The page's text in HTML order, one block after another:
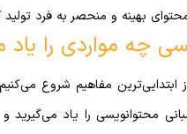
بهینه و منحصر به فرد تولید
چه مواردی را یاد
ابتدایی‌ترین مفاهیم شروع
محتوانویسی را یاد می‌گیرید